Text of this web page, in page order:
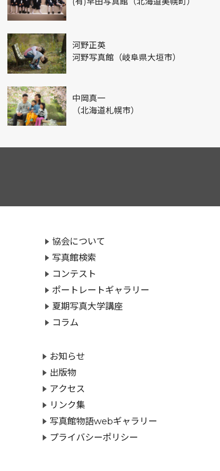
河野正英
河野写真館（岐阜県大垣市）
中岡真一
（北海道札幌市）
協会について
写真館検索
コンテスト
ポートレートギャラリー
夏期写真大学講座
コラム
お知らせ
出版物
アクセス
リンク集
写真館物語webギャラリー
プライバシーポリシー